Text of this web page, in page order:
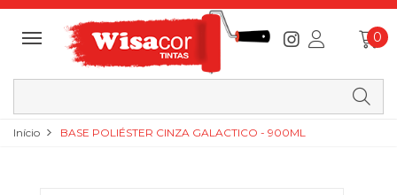
0
Início BASE POLIÉSTER CINZA GALACTICO - 900ML